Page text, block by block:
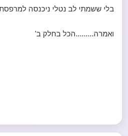
בלי ששמתי לב נטלי ניכנסה
ואמרה.........הכל בחלק ב'